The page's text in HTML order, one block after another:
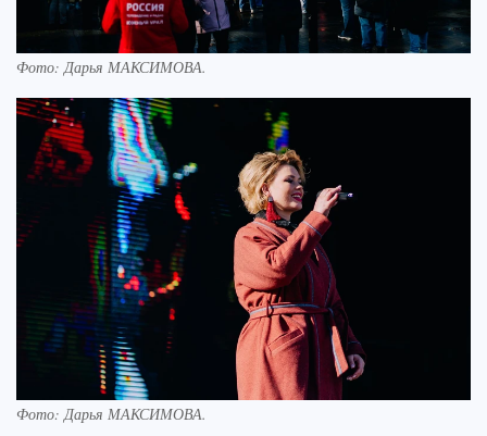
Фото: Дарья МАКСИМОВА.
Фото:Дарья МАКСИМОВА.